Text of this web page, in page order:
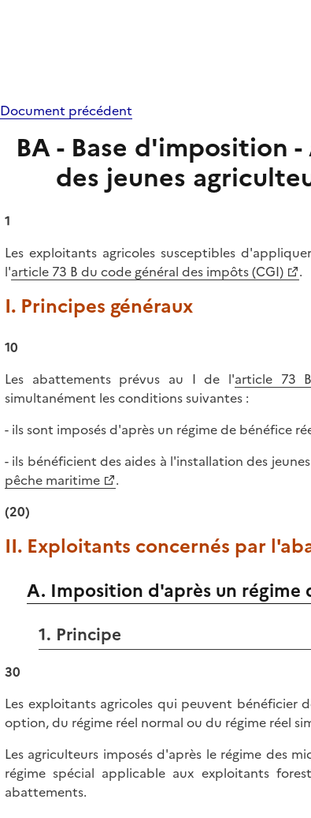
Document précédent
BA - Base d'imposition
des jeunes
1
Les exploitants agricoles susceptibles
l'article 73 B du code général des impôts (CGI) .
I. Principes généraux
10
Les abattements prévus au I de l'article 73
simultanément les conditions suivantes :
- ils sont imposés d'après un régime de bénéfice
- ils bénéficient des aides à l'installation des
pêche maritime
.
(20)
II. Exploitants concernés par
A. Imposition d'après un régime
1. Principe
30
Les exploitants agricoles qui peuvent
option, du régime réel normal ou du régime réel
Les agriculteurs imposés d'après le régime des
régime spécial applicable aux exploitants
abattements.